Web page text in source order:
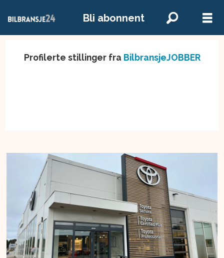
Bli abonnent
Profilerte stillinger fra BilbransjeJOBBER